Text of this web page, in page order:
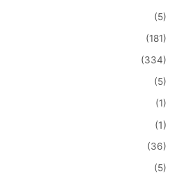
(5)
(181)
(334)
(5)
(1)
(1)
(36)
(5)